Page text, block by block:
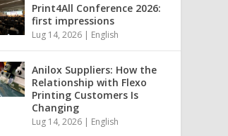
Print4All Conference 2026:
first impressions
Lug 14, 2026 | English
Anilox Suppliers: How the
Relationship with Flexo
Printing Customers Is
Changing
Lug 14, 2026 | English